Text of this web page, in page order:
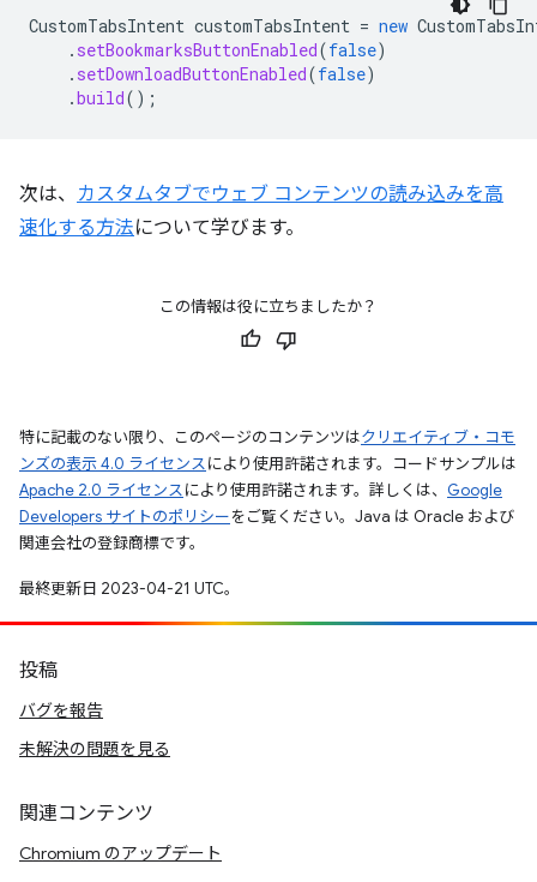
CustomTabsIntent customTabsIntent = new
. setBookmarksButtonEnabled(false)
. setDownloadButtonEnabled(false)
.build();
次は、 カスタムタブでウェブ コンテンツの読み込みを高
速化する方法について学びます。
この情報は役に立ちましたか？
特に記載のない限り、このページのコンテンツはクリエイティブ・コモ
ンズの表示 4.0 ライセンスにより使用許諾されます。コードサンプルは
Apache 2.0 ライセンスにより使用許諾されます。詳しくは、 Google
Developers サイトのポリシーをご覧ください。Java は Oracle および
関連会社の登録商標です。
最終更新日 2023-04-21 UTC。
投稿
バグを報告
未解決の問題を見る
関連コンテンツ
Chromium のアップデート